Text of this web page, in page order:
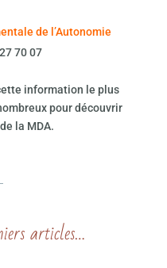
de l’Autonomie
70 07
information le plus
pour découvrir
la MDA.
articles…